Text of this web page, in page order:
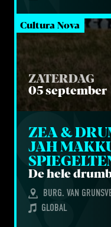
Cultura Nova
ZATERDAG
05 september
ZEA &
JAH
De hele
BURG. VAN
GLOBAL